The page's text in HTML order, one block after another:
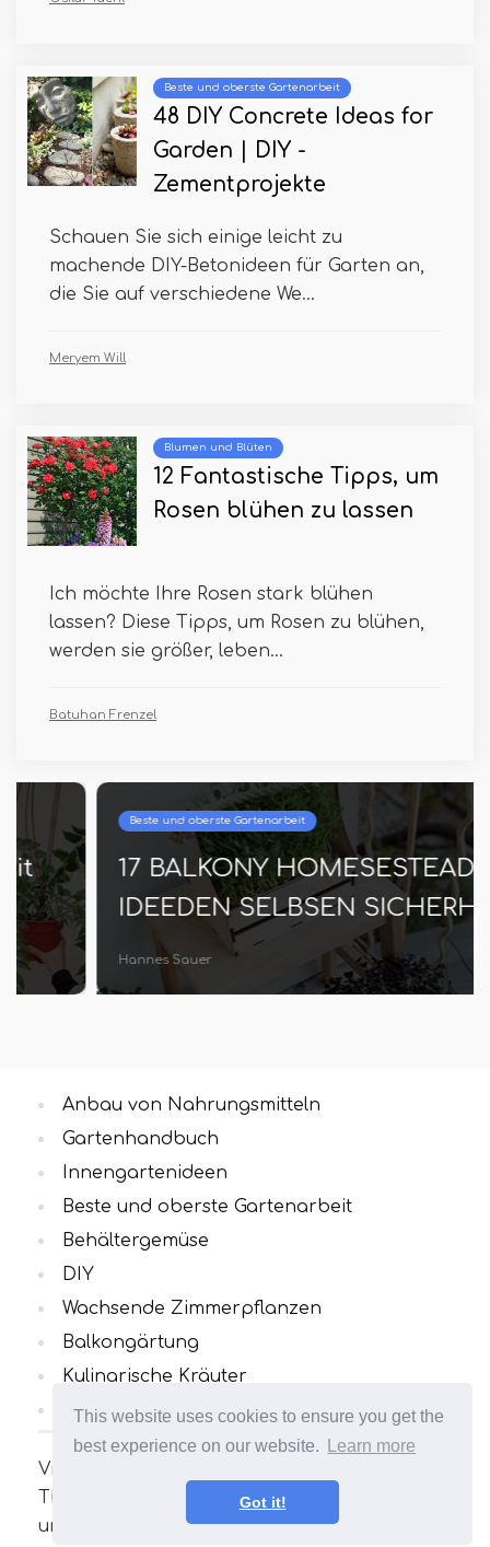
This website uses cookies to ensure you get the
best experience on our website.
Learn more
Got it!
Beste und oberste Gartenarbeit
48 DIY Concrete Ideas for
Garden | DIY -
Zementprojekte
Schauen Sie sich einige leicht zu
machende DIY-Betonideen für Garten an,
die Sie auf verschiedene We...
Meryem Will
Blumen und Blüten
12 Fantastische Tipps, um
Rosen blühen zu lassen
Ich möchte Ihre Rosen stark blühen
lassen? Diese Tipps, um Rosen zu blühen,
werden sie größer, leben...
Batuhan Frenzel
Beste und oberste Gartenarbeit
17 BALKONY HOMESESTEADING
IDEEDEN SELBSEN SICHERHEIT
Hannes Sauer
Viele interessante und nützliche Artikel zum
Thema Gartenarbeit. Ihr Garten wird
unvergleichlich sein
Anbau von Nahrungsmitteln
Gartenhandbuch
Innengartenideen
Beste und oberste Gartenarbeit
Behältergemüse
DIY
Wachsende Zimmerpflanzen
Balkongärtung
Kulinarische Kräuter
Alle Kategorien